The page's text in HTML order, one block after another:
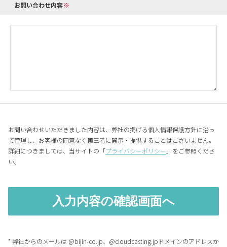
お問い合わせ内容
お問い合わせいただきました内容は、弊社の掲げる個人情報保護方針に沿っ
て管理し、お客様の同意なく第三者に開示・提供することはございません。
詳細につきましては、当サイトの「プライバシーポリシー 」をご参照くださ
い。
* 弊社からのメールは @bijin-co.jp、@cloudcasting.jpドメインのアドレスか